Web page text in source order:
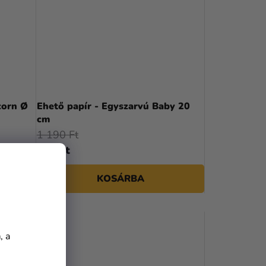
a
Ø
Ehető papír - Egyszarvú Baby 20
cm
790 Ft
1 190 Ft
KOSÁRBA